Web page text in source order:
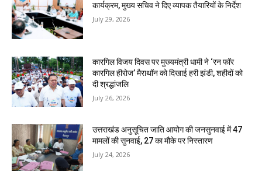
कार्यक्रम, मुख्य सचिव ने दिए व्यापक तैयारियों के निर्देश
July 29, 2026
कारगिल विजय दिवस पर मुख्यमंत्री धामी ने ‘रन फॉर
कारगिल हीरोज’ मैराथॉन को दिखाई हरी झंडी, शहीदों को
दी श्रद्धांजलि
July 26, 2026
उत्तराखंड अनुसूचित जाति आयोग की जनसुनवाई में 47
मामलों की सुनवाई, 27 का मौके पर निस्तारण
July 24, 2026